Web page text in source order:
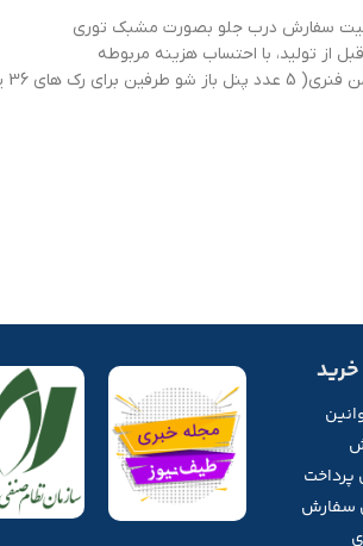
سفارش درب جلو بصورت مشبک توری
تولید، با احتساب هزینه مربوطه
به بالا)
سفارش